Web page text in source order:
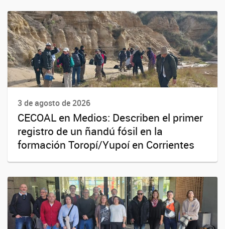
3 de agosto de 2026
CECOAL en Medios: Describen el primer
registro de un ñandú fósil en la
formación Toropí/Yupoí en Corrientes